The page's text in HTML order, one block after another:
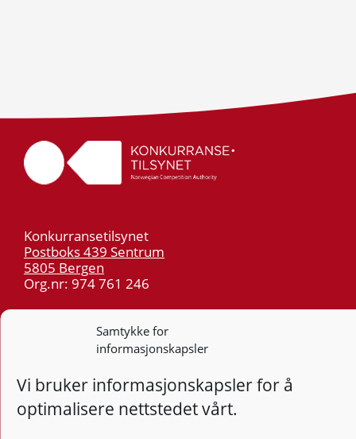
Samtykke for
informasjonskapsler
Vi bruker informasjonskapsler for å
optimalisere nettstedet vårt.
Konkurransetilsynet
Postboks 439 Sentrum
5805 Bergen
Org.nr: 974 761 246
55 59 75 00
post@kt.no